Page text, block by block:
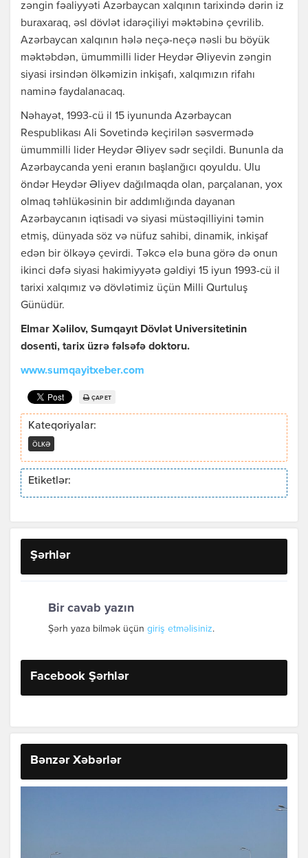
zəngin fəaliyyəti Azərbaycan xalqının tarixində dərin iz
buraxaraq, əsl dövlət idarəçiliyi məktəbinə çevrilib.
Azərbaycan xalqının hələ neçə-neçə nəsli bu böyük
məktəbdən, ümummilli lider Heydər Əliyevin zəngin
siyasi irsindən ölkəmizin inkişafı, xalqımızın rifahı
naminə faydalanacaq.
Nəhayət, 1993-cü il 15 iyununda Azərbaycan
Respublikası Ali Sovetində keçirilən səsvermədə
ümummilli lider Heydər Əliyev sədr seçildi. Bununla da
Azərbaycanda yeni eranın başlanğıcı qoyuldu. Ulu
öndər Heydər Əliyev dağılmaqda olan, parçalanan, yox
olmaq təhlükəsinin bir addımlığında dayanan
Azərbaycanın iqtisadi və siyasi müstəqilliyini təmin
etmiş, dünyada söz və nüfuz sahibi, dinamik, inkişaf
edən bir ölkəyə çevirdi. Təkcə elə buna görə də onun
ikinci dəfə siyasi hakimiyyətə gəldiyi 15 iyun 1993-cü il
tarixi xalqımız və dövlətimiz üçün Milli Qurtuluş
Günüdür.
Elmar Xəlilov, Sumqayıt Dövlət Universitetinin
dosenti, tarix üzrə fəlsəfə doktoru.
www.sumqayitxeber.com
ÇAP ET
Kateqoriyalar:
ÖLKƏ
Etiketlər:
Şərhlər
Bir cavab yazın
Şərh yaza bilmək üçün giriş etməlisiniz.
Facebook Şərhlər
Bənzər Xəbərlər